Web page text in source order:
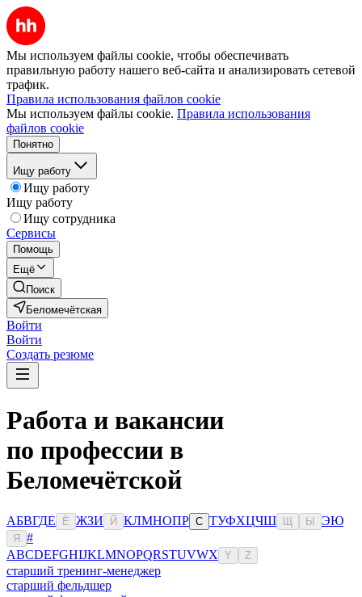
Мы используем файлы cookie, чтобы обеспечивать
правильную работу нашего веб-сайта и анализировать сетевой
трафик.
Правила использования файлов cookie
Мы используем файлы cookie. Правила использования
файлов cookie
Понятно
Ищу работу
Ищу работу
Ищу работу
Ищу сотрудника
Сервисы
Помощь
Ещё
Поиск
Беломечётская
Войти
Войти
Создать резюме
Работа и вакансии
по профессии в
Беломечётской
АБВГДЕ Ё ЖЗИ Й КЛМНОПР С ТУФХЦЧШ Ы ЭЮ
Я
#
ABCDEFGHIJKLMNOPQRSTUVWX Y Z
старший тренинг-менеджер
старший фельдшер